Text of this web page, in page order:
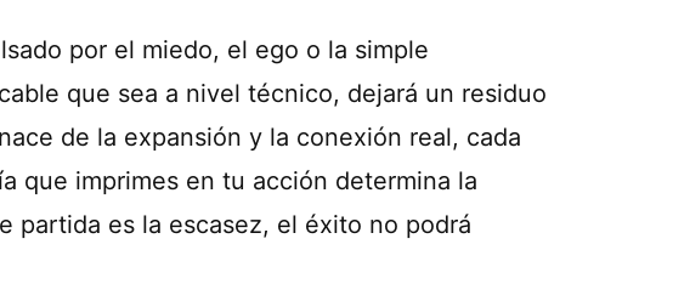
por el miedo, el ego o la simple
que sea a nivel técnico, dejará un residuo
de la expansión y la conexión real, cada
que imprimes en tu acción determina la
partida es la escasez, el éxito no podrá